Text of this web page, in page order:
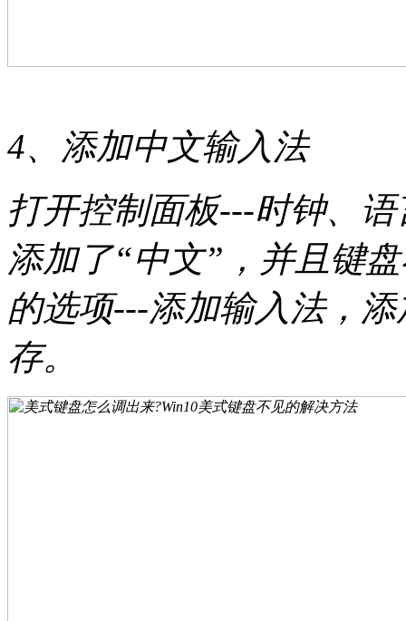
4、添加中文输入法
打开控制面板---时钟、
添加了“中文”，并且键
的选项---添加输入法，
存。